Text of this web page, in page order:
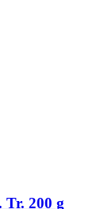
Tr. 200 g